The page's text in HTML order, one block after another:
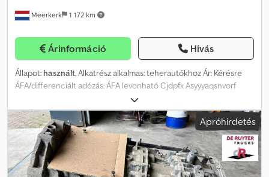
Meerkerk 1 172 km
Árinformáció Hívás
Állapot: használt, Alkatrész alkalmas: teherautókhoz Ár: Kérésre
ÁFA/differenciált adózás: ÁFA levonható Cjdpfx Asyyyaqsnvorf
Apróhirdetés